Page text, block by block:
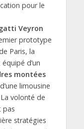
pour le
Veyron
prototype
Paris, la
d’un
montées
limousine
volonté de
pas
stratégies